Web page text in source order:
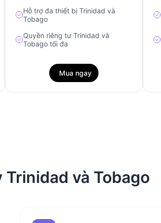
Hỗ trợ đa thiết bị Trinidad và
Tobago
Quyền riêng tư Trinidad và
Tobago tối đa
Mua ngay
Trinidad và Tobago